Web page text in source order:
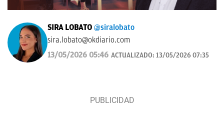
SIRA LOBATO @siralobato
sira.lobato@okdiario.com
13/05/2026 05:46 ACTUALIZADO: 13/05/2026 07:35